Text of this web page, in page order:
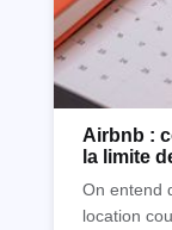
Airbnb :
la limite
On entend
location